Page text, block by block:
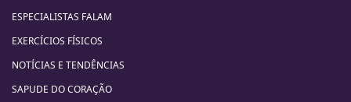
ESPECIALISTAS FALAM
EXERCÍCIOS FÍSICOS
NOTÍCIAS E TENDÊNCIAS
SAPUDE DO CORAÇÃO